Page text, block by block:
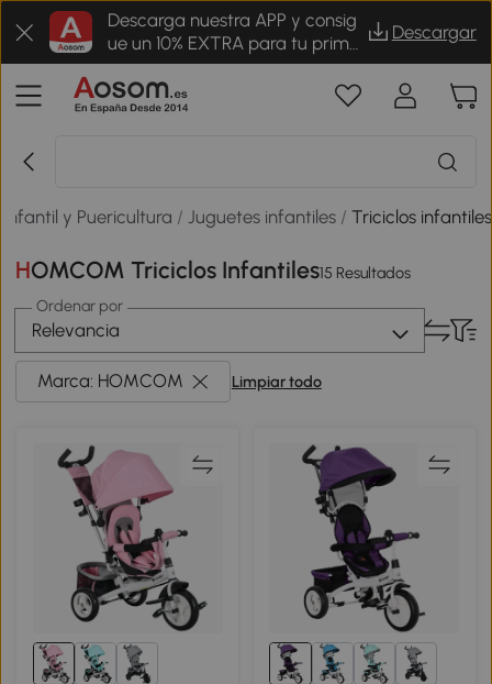
Descarga nuestra APP y consig
ue un 10% EXTRA para tu prime
r pedido
Descargar
Infantil y Puericultura /Juguetes infantiles /Triciclos infantiles
HOMCOM Triciclos Infantiles15 Resultados
Ordenar por
Relevancia
Marca: HOMCOM Limpiar todo